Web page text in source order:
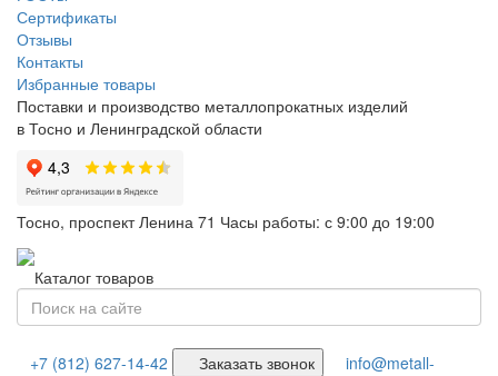
Сертификаты
Отзывы
Контакты
Избранные товары
Поставки и производство металлопрокатных изделий
в Тосно и Ленинградской области
Тосно, проспект Ленина 71 Часы работы: с 9:00 до 19:00
Каталог товаров
+7 (812) 627-14-42 Заказать звонок
info@metall-